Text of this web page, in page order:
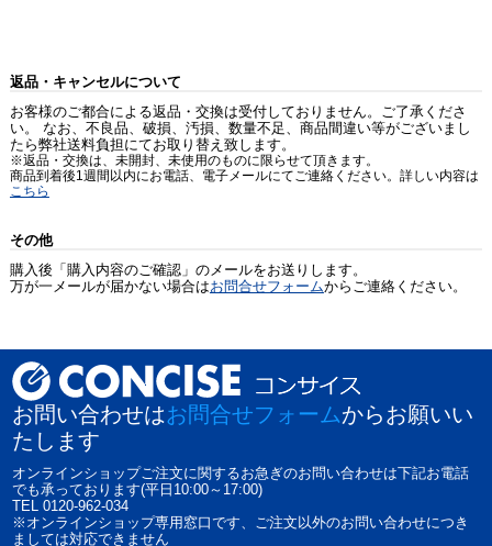
返品・キャンセルについて
お客様のご都合による返品・交換は受付しておりません。ご了承くださ
い。 なお、不良品、破損、汚損、数量不足、商品間違い等がございまし
たら弊社送料負担にてお取り替え致します。
※返品・交換は、未開封、未使用のものに限らせて頂きます。
商品到着後1週間以内にお電話、電子メールにてご連絡ください。詳しい内容は
こちら
その他
購入後「購入内容のご確認」のメールをお送りします。
万が一メールが届かない場合はお問合せフォームからご連絡ください。
お問い合わせはお問合せフォームからお願いい
たします
オンラインショップご注文に関するお急ぎのお問い合わせは下記お電話
でも承っております(平日10:00～17:00)
TEL 0120-962-034
※オンラインショップ専用窓口です、ご注文以外のお問い合わせにつき
ましては対応できません